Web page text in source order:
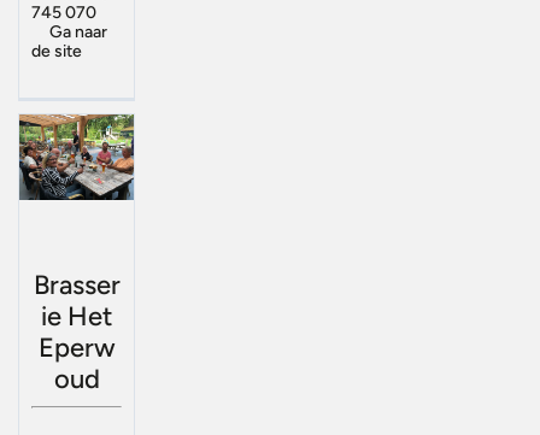
745 070
Ga naar
de site
Brasser
ie Het
Eperw
oud